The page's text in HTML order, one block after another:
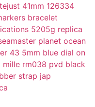
41mm 126334
bracelet
5205g replica
planet ocean
43 5mm blue dial on
mille rm038 pvd black
strap jap